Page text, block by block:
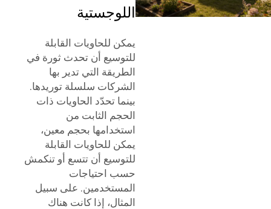
اللوجستية
يمكن للحاويات القابلة
للتوسيع أن تحدث ثورة في
الطريقة التي تدير بها
الشركات سلسلة توريدها.
بينما تحدّد الحاويات ذات
الحجم الثابت من
استخدامها بحجم معين،
يمكن للحاويات القابلة
للتوسيع أن تتسع أو تنكمش
حسب احتياجات
المستخدمين. على سبيل
المثال، إذا كانت هناك